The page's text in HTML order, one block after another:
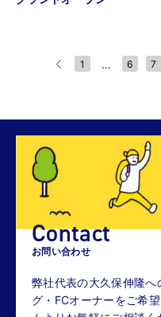
1 … 6 7
Contact
お問い合わせ
弊社代表の大久保伸隆
グ・FCオーナーをご希